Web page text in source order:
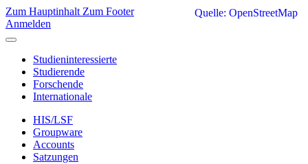
Zum Hauptinhalt Zum Footer
Anmelden
Studieninteressierte
Studierende
Forschende
Internationale
HIS/LSF
Groupware
Accounts
Satzungen
Quelle: OpenStreetMap